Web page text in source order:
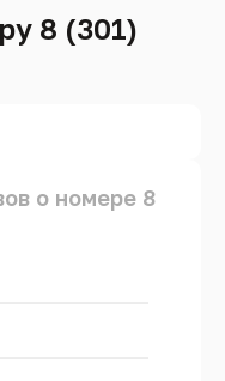
8 (301)
о номере 8